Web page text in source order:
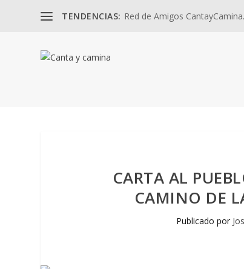
TENDENCIAS: Red de Amigos
CARTA AL
CAMINO DE
Publicado por